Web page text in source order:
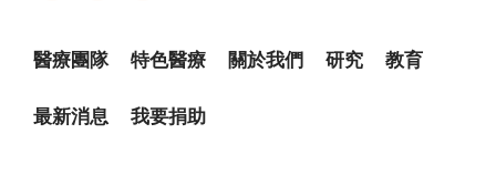
醫療團隊 特色醫療 關於我們 研究
教育
最新消息
我要捐助